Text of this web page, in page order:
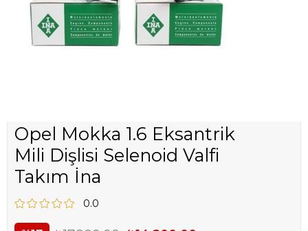
Opel Mokka 1.6 Eksantrik
Mili Dişlisi Selenoid Valfi
Takım İna
0.0